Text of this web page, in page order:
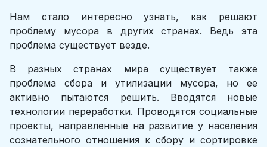
Нам стало интересно узнать, как решают
проблему мусора в других странах. Ведь эта
проблема существует везде.
В разных странах мира существует также
проблема сбора и утилизации мусора, но ее
активно пытаются решить. Вводятся новые
технологии переработки. Проводятся социальные
проекты, направленные на развитие у населения
сознательного отношения к сбору и сортировке